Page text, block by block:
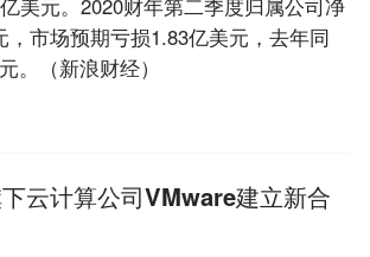
美元。2020财年第二季度归属公司净
，市场预期亏损1.83亿美元，去年同
。（新浪财经）
云计算公司VMware建立新合